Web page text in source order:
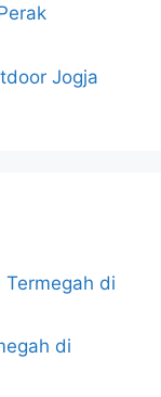
Jogja
Termegah di
di